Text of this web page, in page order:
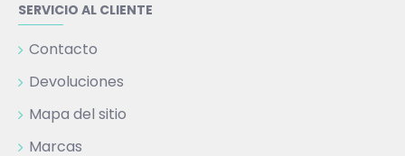
SERVICIO AL CLIENTE
Contacto
Devoluciones
Mapa del sitio
Marcas